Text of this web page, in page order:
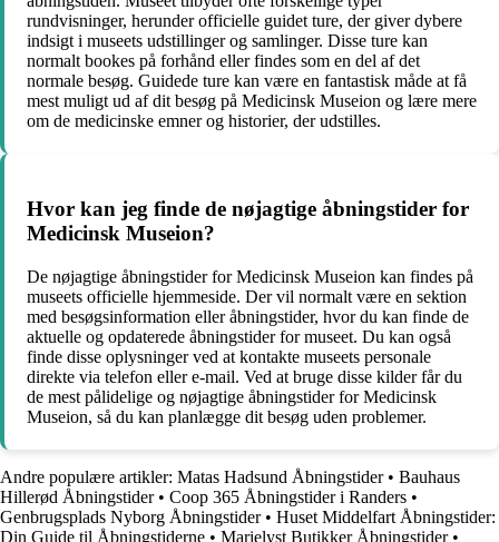
rundvisninger, herunder officielle guidet ture, der giver dybere
indsigt i museets udstillinger og samlinger. Disse ture kan
normalt bookes på forhånd eller findes som en del af det
normale besøg. Guidede ture kan være en fantastisk måde at få
mest muligt ud af dit besøg på Medicinsk Museion og lære mere
om de medicinske emner og historier, der udstilles.
Hvor kan jeg finde de nøjagtige åbningstider for
Medicinsk Museion?
De nøjagtige åbningstider for Medicinsk Museion kan findes på
museets officielle hjemmeside. Der vil normalt være en sektion
med besøgsinformation eller åbningstider, hvor du kan finde de
aktuelle og opdaterede åbningstider for museet. Du kan også
finde disse oplysninger ved at kontakte museets personale
direkte via telefon eller e-mail. Ved at bruge disse kilder får du
de mest pålidelige og nøjagtige åbningstider for Medicinsk
Museion, så du kan planlægge dit besøg uden problemer.
Andre populære artikler: Matas Hadsund Åbningstider• Bauhaus
Hillerød Åbningstider• Coop 365 Åbningstider i Randers •
Genbrugsplads Nyborg Åbningstider• Huset Middelfart Åbningstider:
Din Guide til Åbningstiderne • Marielyst Butikker Åbningstider•